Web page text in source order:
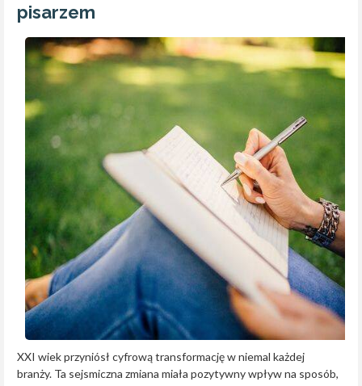
pisarzem
XXI wiek przyniósł cyfrową transformację w niemal każdej
branży. Ta sejsmiczna zmiana miała pozytywny wpływ na sposób,